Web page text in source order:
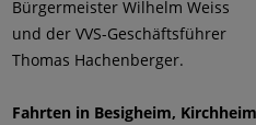
Bürgermeister Wilhelm Weiss
und der VVS-Geschäftsführer
Thomas Hachenberger.
Fahrten in Besigheim,